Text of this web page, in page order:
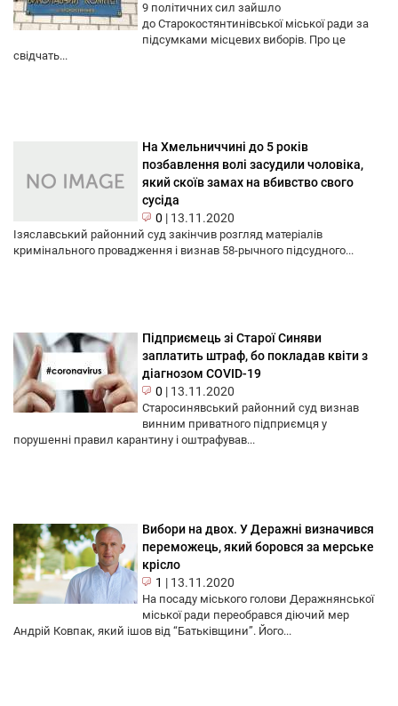
9 політичних сил зайшло
до Старокостянтинівської міської ради за
підсумками місцевих виборів. Про це
свідчать...
На Хмельниччині до 5 років
позбавлення волі засудили чоловіка,
який скоїв замах на вбивство свого
сусіда
0 | 13.11.2020
Ізяславський районний суд закінчив розгляд матеріалів
кримінального провадження і визнав 58-рычного підсудного...
Підприємець зі Старої Синяви
заплатить штраф, бо покладав квіти з
діагнозом COVID-19
0 | 13.11.2020
Старосинявський районний суд визнав
винним приватного підприємця у
порушенні правил карантину і оштрафував...
Вибори на двох. У Деражні визначився
переможець, який боровся за мерське
крісло
1 | 13.11.2020
На посаду міського голови Деражнянської
міської ради переобрався діючий мер
Андрій Ковпак, який ішов від “Батьківщини”. Його...